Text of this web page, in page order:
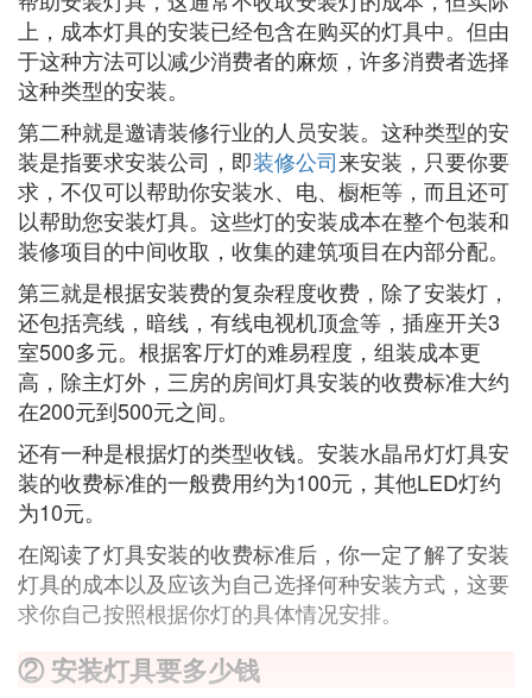
上，成本灯具的安装已经包含在购买的灯具中。但由
于这种方法可以减少消费者的麻烦，许多消费者选择
这种类型的安装。
第二种就是邀请装修行业的人员安装。这种类型的安
装是指要求安装公司，即装修公司来安装，只要你要
求，不仅可以帮助你安装水、电、橱柜等，而且还可
以帮助您安装灯具。这些灯的安装成本在整个包装和
装修项目的中间收取，收集的建筑项目在内部分配。
第三就是根据安装费的复杂程度收费，除了安装灯，
还包括亮线，暗线，有线电视机顶盒等，插座开关3
室500多元。根据客厅灯的难易程度，组装成本更
高，除主灯外，三房的房间灯具安装的收费标准大约
在200元到500元之间。
还有一种是根据灯的类型收钱。安装水晶吊灯灯具安
装的收费标准的一般费用约为100元，其他LED灯约
为10元。
在阅读了灯具安装的收费标准后，你一定了解了安装
灯具的成本以及应该为自己选择何种安装方式，这要
求你自己按照根据你灯的具体情况安排。
② 安装灯具要多少钱